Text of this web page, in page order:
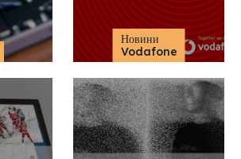
Новини
Vodafone